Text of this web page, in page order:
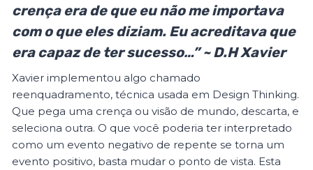
crença era de que eu não me importava
com o que eles diziam. Eu acreditava que
era capaz de ter sucesso…” ~ D.H Xavier
Xavier implementou algo chamado
reenquadramento, técnica usada em Design Thinking.
Que pega uma crença ou visão de mundo, descarta, e
seleciona outra. O que você poderia ter interpretado
como um evento negativo de repente se torna um
evento positivo, basta mudar o ponto de vista. Esta